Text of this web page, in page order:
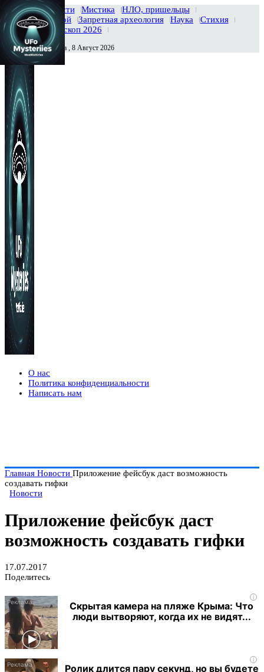
Главная Новости Мистика
НЛО, пришельцы
Тайны вселенной
Запретная археология Наука
Стихия
История
Гороскоп 2026
Сегодня Суббота , 8 Август 2026
О нас
Политика конфиденциальности
Написать нам
Главная Новости Приложение фейсбук даст возможность
создавать гифки
Новости
Приложение фейсбук даст
возможность создавать гифки
17.07.2017
Поделитесь
i
Скрытая камера на пляже Крыма: Что
люди вытворяют, когда их не видят...
i
Ролик длится пару секунд, но вы будете